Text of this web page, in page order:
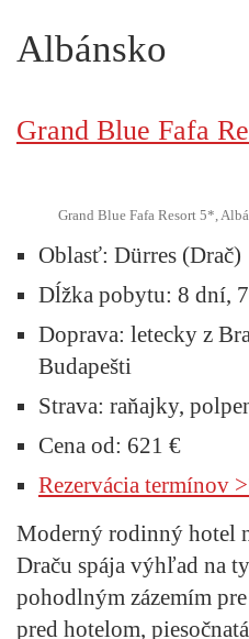
Albánsko
Grand Blue Fafa
Grand Blue Fafa Resort 5*,
Oblasť: Dürres (Drač)
Dĺžka pobytu: 8 dní,
Doprava: letecky z
Budapešti
Strava: raňajky,
Cena od: 621 €
Rezervácia termínov
Moderný rodinný hotel
Draču spája výhľad na
pohodlným zázemím
pred hotelom,